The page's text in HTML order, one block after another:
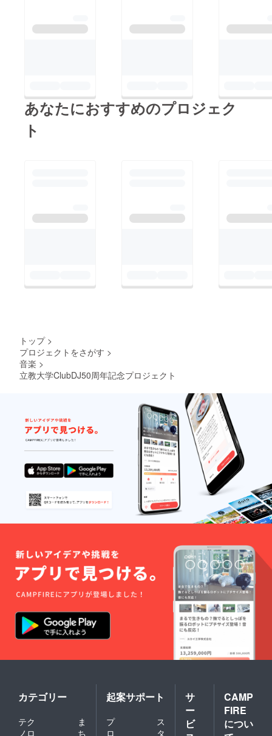
あなたにおすすめのプロジェク
ト
トップ >
プロジェクトをさがす >
音楽 >
立教大学ClubDJ50周年記念プロジェクト
カテゴリー
テク
ノロ
ま
ち
起案サポート
プ
ロ
ス
タ
サ
ー
ビ
CAMP
FIRE
につい